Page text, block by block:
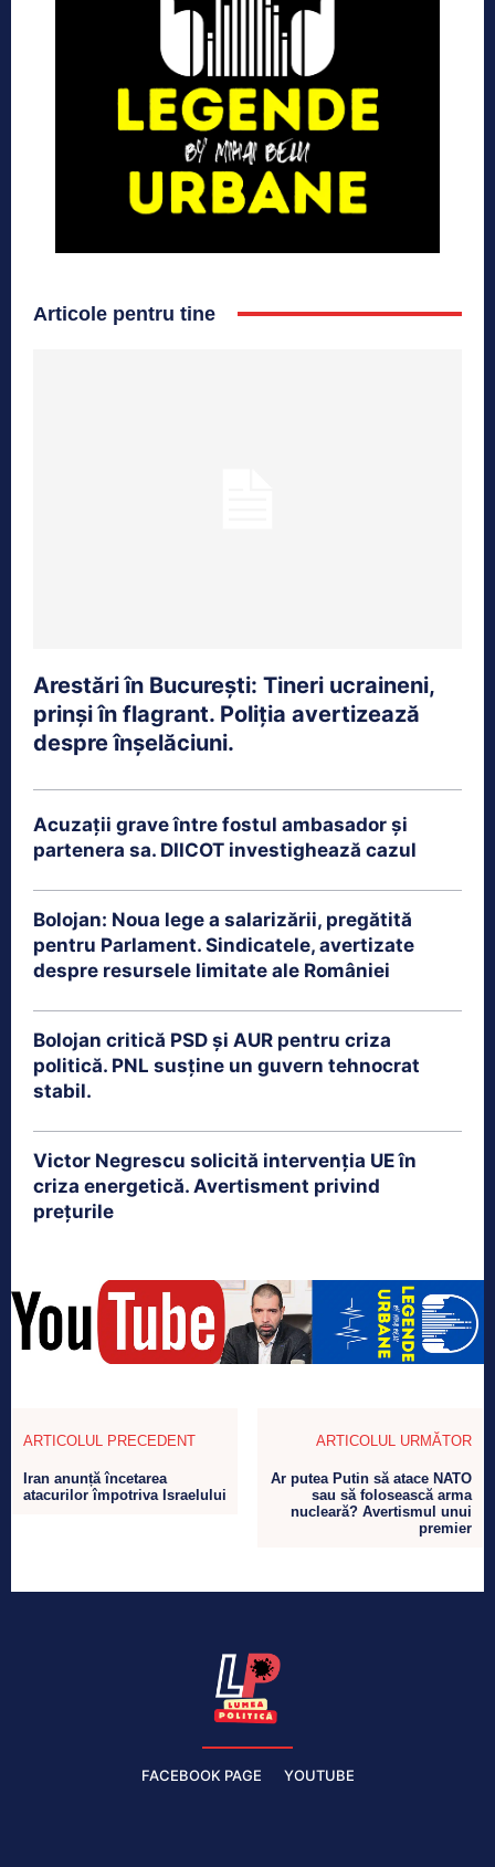
Articole pentru tine
Arestări în București: Tineri ucraineni,
prinși în flagrant. Poliția avertizează
despre înșelăciuni.
Acuzații grave între fostul ambasador și
partenera sa. DIICOT investighează cazul
Bolojan: Noua lege a salarizării, pregătită
pentru Parlament. Sindicatele, avertizate
despre resursele limitate ale României
Bolojan critică PSD și AUR pentru criza
politică. PNL susține un guvern tehnocrat
stabil.
Victor Negrescu solicită intervenția UE în
criza energetică. Avertisment privind
prețurile
ARTICOLUL PRECEDENT
Iran anunță încetarea
atacurilor împotriva Israelului
ARTICOLUL URMĂTOR
Ar putea Putin să atace NATO
sau să folosească arma
nucleară? Avertismul unui
premier
FACEBOOK PAGE YOUTUBE